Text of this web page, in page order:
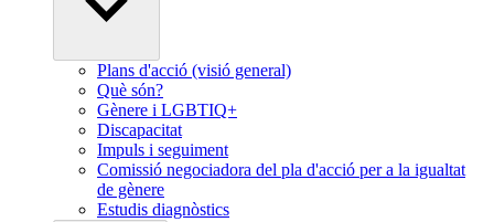
Plans d'acció (visió general)
Què són?
Gènere i LGBTIQ+
Discapacitat
Impuls i seguiment
Comissió negociadora del pla d'acció per a la igualtat
de gènere
Estudis diagnòstics